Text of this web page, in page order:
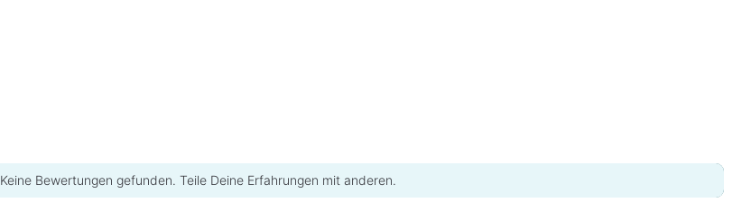
Keine Bewertungen gefunden. Teile Deine Erfahrungen mit anderen.